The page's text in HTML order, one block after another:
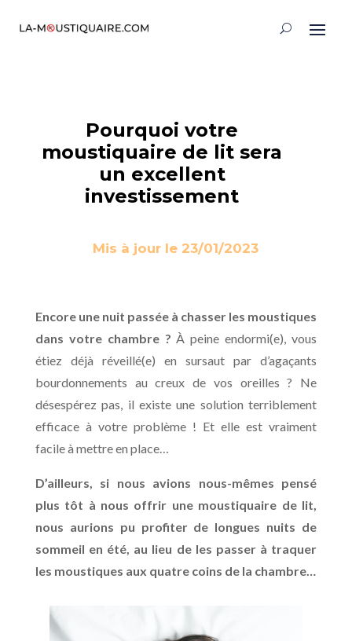
Pourquoi votre
moustiquaire de lit sera
un excellent
investissement
Mis à jour le 23/01/2023
Encore une nuit passée à chasser les moustiques
dans votre chambre ? À peine endormi(e), vous
étiez déjà réveillé(e) en sursaut par d’agaçants
bourdonnements au creux de vos oreilles ? Ne
désespérez pas, il existe une solution terriblement
efficace à votre problème ! Et elle est vraiment
facile à mettre en place…
D’ailleurs, si nous avions nous-mêmes pensé
plus tôt à nous offrir une moustiquaire de lit,
nous aurions pu profiter de longues nuits de
sommeil en été, au lieu de les passer à traquer
les moustiques aux quatre coins de la chambre…